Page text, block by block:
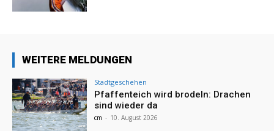
WEITERE MELDUNGEN
Stadtgeschehen
Pfaffenteich wird brodeln: Drachen
sind wieder da
cm - 10. August 2026